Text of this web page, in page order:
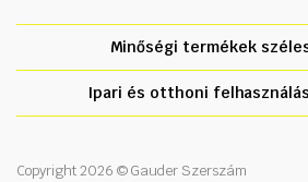
Minőségi termékek
Ipari és otthoni
Copyright 2026 © Gauder Szerszám